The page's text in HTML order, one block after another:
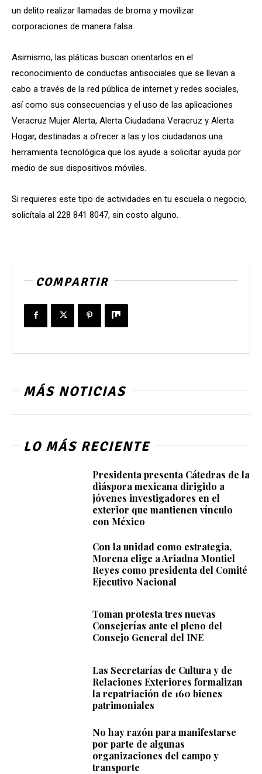
un delito realizar llamadas de broma y movilizar
corporaciones de manera falsa.
Asimismo, las pláticas buscan orientarlos en el
reconocimiento de conductas antisociales que se llevan a
cabo a través de la red pública de internet y redes sociales,
así como sus consecuencias y el uso de las aplicaciones
Veracruz Mujer Alerta, Alerta Ciudadana Veracruz y Alerta
Hogar, destinadas a ofrecer a las y los ciudadanos una
herramienta tecnológica que los ayude a solicitar ayuda por
medio de sus dispositivos móviles.
Si requieres este tipo de actividades en tu escuela o negocio,
solicítala al 228 841 8047, sin costo alguno.
COMPARTIR
MÁS NOTICIAS
LO MÁS RECIENTE
Presidenta presenta Cátedras de la
diáspora mexicana dirigido a
jóvenes investigadores en el
exterior que mantienen vínculo
con México
Con la unidad como estrategia,
Morena elige a Ariadna Montiel
Reyes como presidenta del Comité
Ejecutivo Nacional
Toman protesta tres nuevas
Consejerías ante el pleno del
Consejo General del INE
Las Secretarías de Cultura y de
Relaciones Exteriores formalizan
la repatriación de 160 bienes
patrimoniales
No hay razón para manifestarse
por parte de algunas
organizaciones del campo y
transporte